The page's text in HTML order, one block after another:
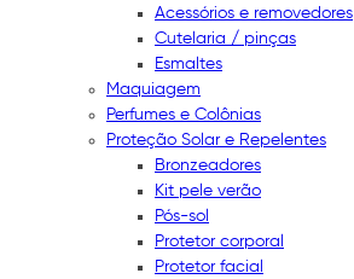
Acessórios e removedores
Cutelaria / pinças
Esmaltes
Maquiagem
Perfumes e Colônias
Proteção Solar e Repelentes
Bronzeadores
Kit pele verão
Pós-sol
Protetor corporal
Protetor facial